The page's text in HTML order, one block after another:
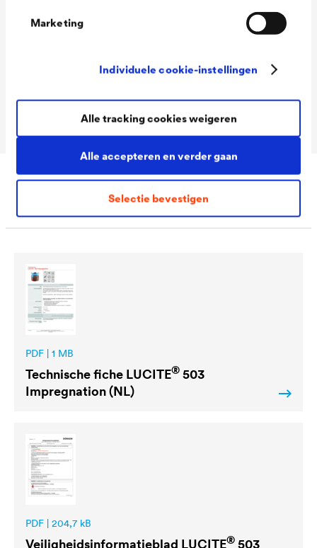
Marketing
Individuele cookie-instellingen
Alle accepteren en verder gaan
Selectie bevestigen
Alle tracking cookies weigeren
Transparant
Downloads
PDF | 1 MB
Technische fiche LUCITE® 503
Impregnation (NL)
PDF | 204,7 kB
Veiligheidsinformatieblad LUCITE® 503